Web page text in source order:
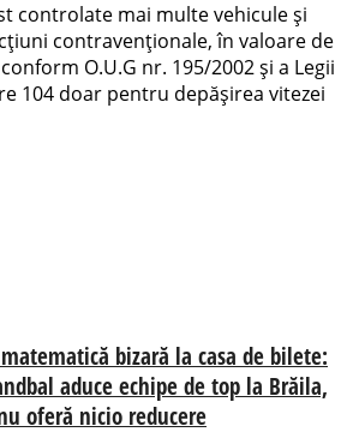
controlate mai multe vehicule și
contravenționale, în valoare de
O.U.G nr. 195/2002 și a Legii
104 doar pentru depășirea vitezei
bizară la casa de bilete:
aduce echipe de top la Brăila,
oferă nicio reducere